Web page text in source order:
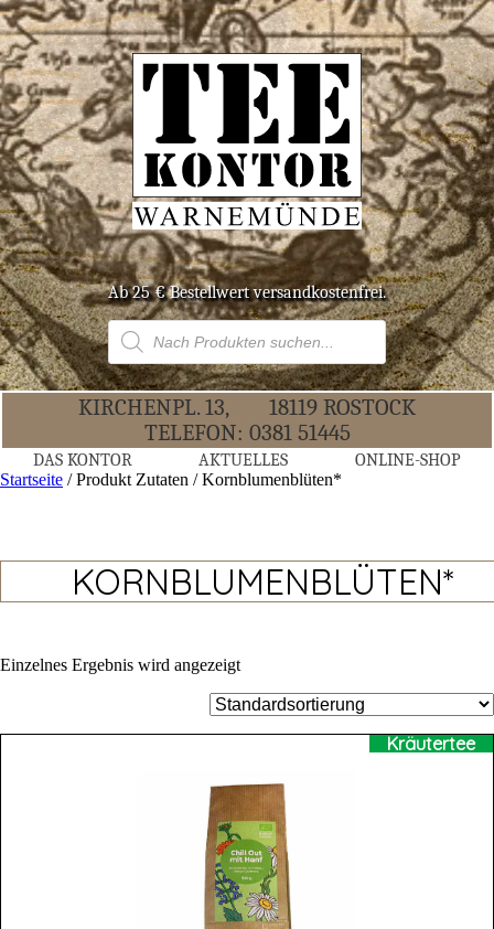
Ab 25 € Bestell­wert versandkostenfrei.
Products
search
KIR­CHEN­PL. 13,
18119 ROS­TOCK
TELE­FON: 0381 51445
DAS KON­TOR AKTU­EL­LES ONLINE-SHOP
Startseite / Produkt Zutaten / Kornblumenblüten*
KORNBLUMENBLÜTEN*
Einzelnes Ergebnis wird angezeigt
Kräutertee